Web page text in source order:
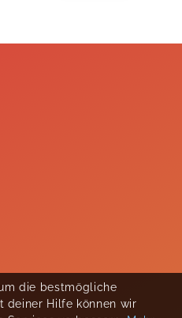
die bestmögliche
deiner Hilfe können wir